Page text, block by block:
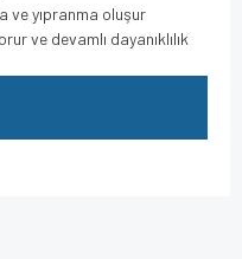
ve yıpranma oluşur
ve devamlı dayanıklılık